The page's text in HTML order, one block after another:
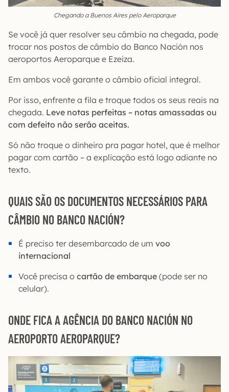
Chegando a Buenos Aires pelo Aeroparque
Se você já quer resolver seu câmbio na chegada, pode
trocar nos postos de câmbio do Banco Nación nos
aeroportos Aeroparque e Ezeiza.
Em ambos você garante o câmbio oficial integral.
Por isso, enfrente a fila e troque todos os seus reais na
chegada. Leve notas perfeitas – notas amassadas ou
com defeito não serão aceitas.
Só não troque o dinheiro pra pagar hotel, que é melhor
pagar com cartão – a explicação está logo adiante no
texto.
QUAIS SÃO OS DOCUMENTOS NECESSÁRIOS PARA
CÂMBIO NO BANCO NACIÓN?
É preciso ter desembarcado de um voo
internacional
Você precisa o cartão de embarque (pode ser no
celular).
ONDE FICA A AGÊNCIA DO BANCO NACIÓN NO
AEROPORTO AEROPARQUE?